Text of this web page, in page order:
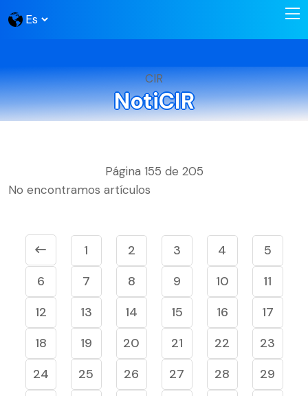
CIR
NotiCIR
Página 155 de 205
No encontramos artículos
1 2 3 4
5
6
7 8 9 10
11
12
13 14 15 16
17
18
19 20 21 22
23
24
25 26 27 28
29